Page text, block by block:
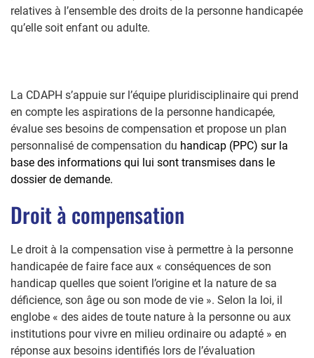
relatives à l’ensemble des droits de la personne handicapée
qu’elle soit enfant ou adulte.
La CDAPH s’appuie sur l’équipe pluridisciplinaire qui prend
en compte les aspirations de la personne handicapée,
évalue ses besoins de compensation et propose un plan
personnalisé de compensation du handicap (PPC) sur la
base des informations qui lui sont transmises dans le
dossier de demande.
Droit à compensation
Le droit à la compensation vise à permettre à la personne
handicapée de faire face aux « conséquences de son
handicap quelles que soient l’origine et la nature de sa
déficience, son âge ou son mode de vie ». Selon la loi, il
englobe « des aides de toute nature à la personne ou aux
institutions pour vivre en milieu ordinaire ou adapté » en
réponse aux besoins identifiés lors de l’évaluation